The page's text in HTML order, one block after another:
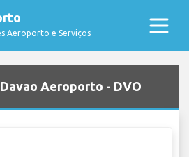
Aeroporto e Serviços
Aeroporto - DVO